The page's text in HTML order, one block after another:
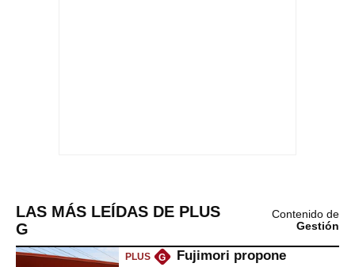
LAS MÁS LEÍDAS DE PLUS
G
Contenido de
Gestión
PLUS G
Fujimori propone